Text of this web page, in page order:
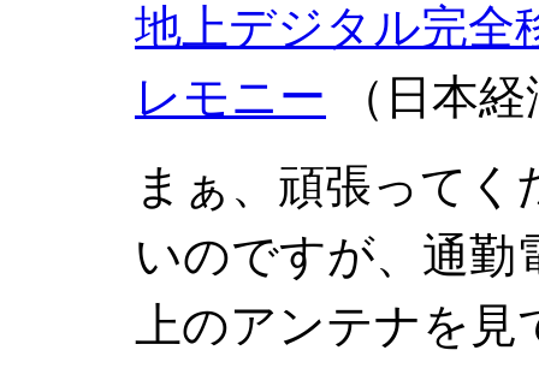
地上デジタル完全
レモニー （日本
まぁ、頑張って
いのですが、通勤
上のアンテナを